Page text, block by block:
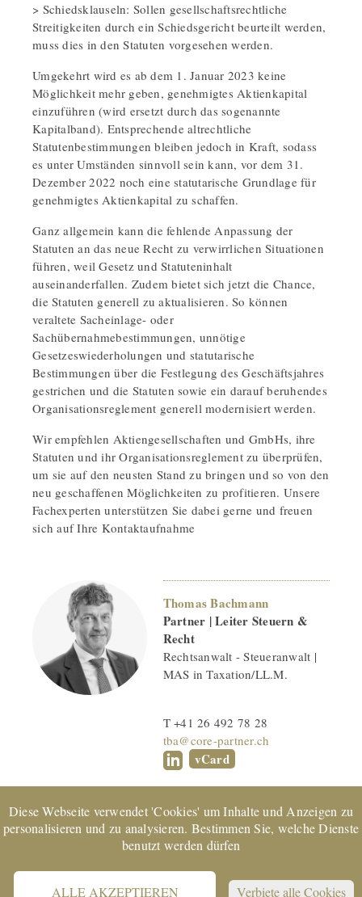
> Schiedsklauseln: Sollen gesellschaftsrechtliche
Streitigkeiten durch ein Schiedsgericht beurteilt werden,
muss dies in den Statuten vorgesehen werden.
Umgekehrt wird es ab dem 1. Januar 2023 keine
Möglichkeit mehr geben, genehmigtes Aktienkapital
einzuführen (wird ersetzt durch das sogenannte
Kapitalband). Entsprechende altrechtliche
Statutenbestimmungen bleiben jedoch in Kraft, sodass
es unter Umständen sinnvoll sein kann, vor dem 31.
Dezember 2022 noch eine statutarische Grundlage für
genehmigtes Aktienkapital zu schaffen.
Ganz allgemein kann die fehlende Anpassung der
Statuten an das neue Recht zu verwirrlichen Situationen
führen, weil Gesetz und Statuteninhalt
auseinanderfallen. Zudem bietet sich jetzt die Chance,
die Statuten generell zu aktualisieren. So können
veraltete Sacheinlage- oder
Sachübernahmebestimmungen, unnötige
Gesetzeswiederholungen und statutarische
Bestimmungen über die Festlegung des Geschäftsjahres
gestrichen und die Statuten sowie ein darauf beruhendes
Organisationsreglement generell modernisiert werden.
Wir empfehlen Aktiengesellschaften und GmbHs, ihre
Statuten und ihr Organisationsreglement zu überprüfen,
um sie auf den neusten Stand zu bringen und so von den
neu geschaffenen Möglichkeiten zu profitieren. Unsere
Fachexperten unterstützen Sie dabei gerne und freuen
sich auf Ihre Kontaktaufnahme
Thomas Bachmann
Partner | Leiter Steuern &
Recht
Rechtsanwalt - Steueranwalt |
MAS in Taxation/LL.M.
T +41 26 492 78 28
tba@core-partner.ch
vCard
zertifiziertes Unternehmen und Mitglied von
TREUHAND | SUISSE | © 2022 CORE Partner AG
Diese Webseite verwendet 'Cookies' um Inhalte und Anzeigen zu
personalisieren und zu analysieren. Bestimmen Sie, welche Dienste
benutzt werden dürfen
ALLE AKZEPTIEREN Verbiete alle Cookies